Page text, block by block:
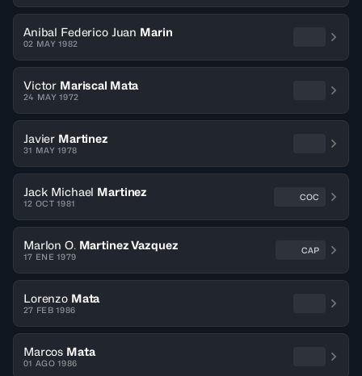
Anibal Federico Juan Marin
02 MAY 1982
Victor Mariscal Mata
24 MAY 1972
Javier Martinez
31 MAY 1978
Jack Michael Martinez
12 OCT 1981
COC
Marlon O. Martinez Vazquez
17 ENE 1979
CAP
Lorenzo Mata
27 FEB 1986
Marcos Mata
01 AGO 1986